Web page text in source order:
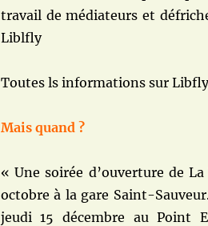
travail de médiateurs et
Liblfly
Toutes ls informations sur
Mais quand ?
« Une soirée d’ouverture de
octobre à la gare Saint-
jeudi 15 décembre au Point